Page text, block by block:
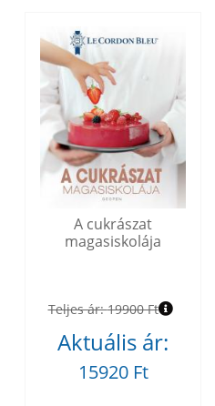
A cukrászat
magasiskolája
Teljes ár:19900 Ft
Aktuális ár:
15920 Ft